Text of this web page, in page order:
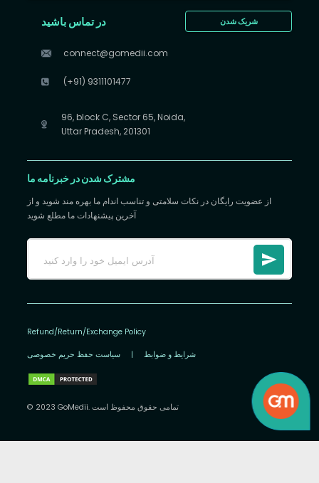
شریک شدن در تماس باشید
connect@gomedii.com
(+91) 9311101477
96, block C, Sector 65, Noida,
Uttar Pradesh, 201301
مشترک شدن در خبرنامه ما
از عضویت رایگان در نکات سلامتی و تناسب اندام ما بهره مند شوید و از
آخرین پیشنهادات ما مطلع شوید
Refund/Return/Exchange Policy
سیاست حفظ حریم خصوصی | شرایط و ضوابط
© 2023 GoMedii. تمامی حقوق محفوظ است